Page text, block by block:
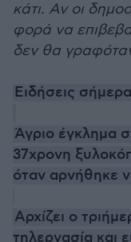
κάτι. Αν οι
φορά να
δεν θα
Ειδήσεις
Άγριο έγκλημα
37χρονη
όταν αρνήθηκε
Αρχίζει ο
τηλεργασία και